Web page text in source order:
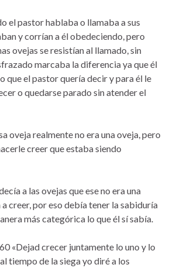
el pastor hablaba o llamaba a sus
y corrían a él obedeciendo, pero
ovejas se resistían al llamado, sin
marcaba la diferencia ya que él
que el pastor quería decir y para él le
o quedarse parado sin atender el
oveja realmente no era una oveja, pero
creer que estaba siendo
a las ovejas que ese no era una
creer, por eso debía tener la sabiduría
más categórica lo que él sí sabía.
«Dejad crecer juntamente lo uno y lo
tiempo de la siega yo diré a los